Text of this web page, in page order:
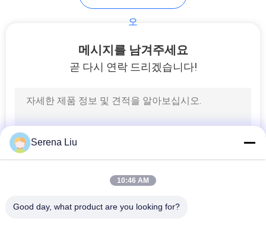
정
책
오
메시지를 남겨주세요
곧 다시 연락 드리겠습니다!
Serena Liu
10:46 AM
Good day, what product are you looking for?